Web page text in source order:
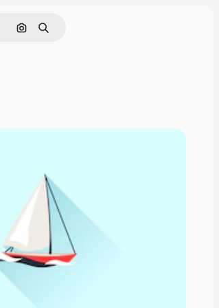
画像で検索
検索